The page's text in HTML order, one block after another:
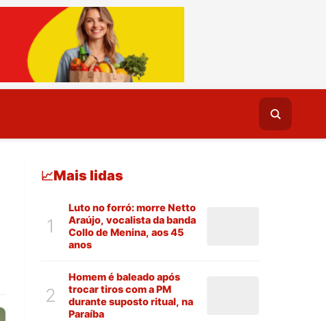
📈Mais lidas
1
Luto no forró: morre Netto
Araújo, vocalista da banda
Collo de Menina, aos 45
anos
2
Homem é baleado após
trocar tiros com a PM
durante suposto ritual, na
Paraíba